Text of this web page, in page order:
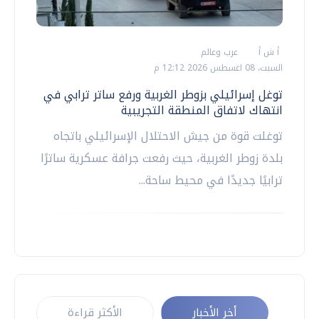
أ ش أ
عرب وعالم
السبت، 08 اغسطس 2026 12:12 م
توغل إسرائيلي بزوطر الغربية ورفع ساتر ترابي في
انتهاك لاتفاق المنطقة التجريبية
توغلت قوة من جيش الاحتلال الإسرائيلي باتجاه
بلدة زوطر الغربية، حيث رفعت جرافة عسكرية ساترًا
ترابيًا جديدًا في محيط ساحة...
أخر الأخبار الأكثر قراءة